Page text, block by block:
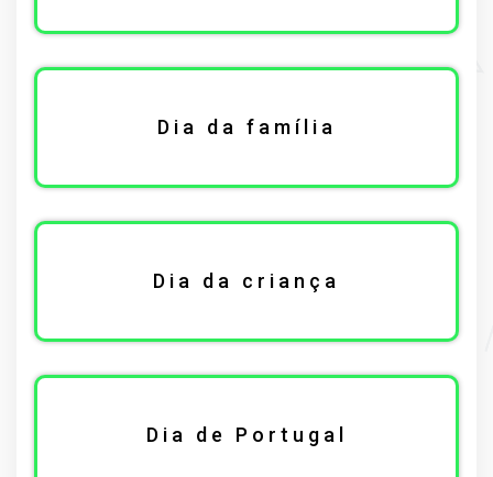
Dia da família
Dia da criança
Dia de Portugal